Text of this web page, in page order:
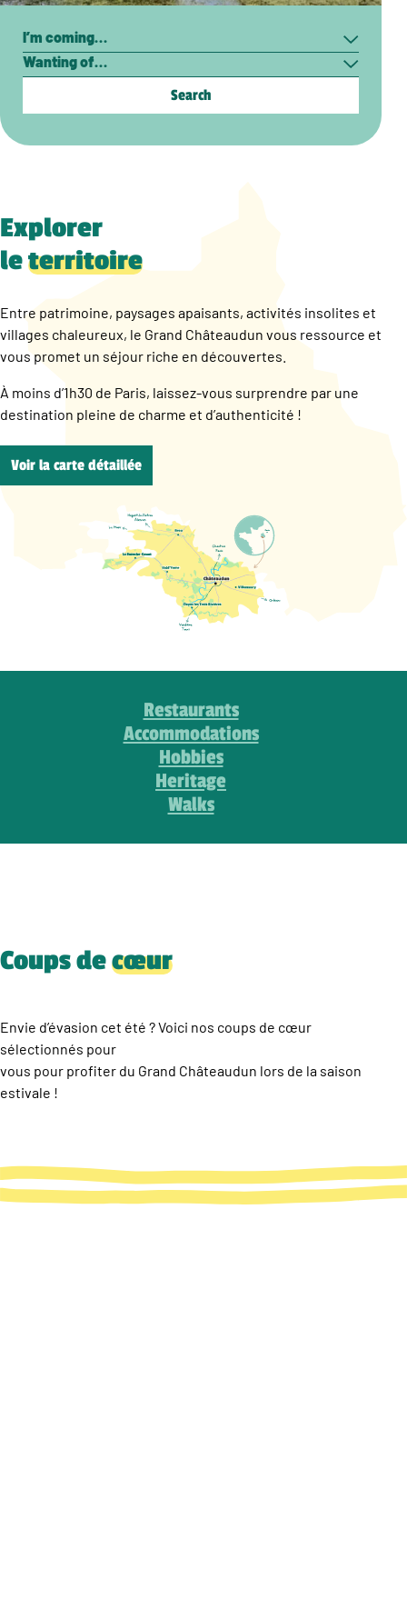
Search
Explorer
leterritoire
Entre patrimoine, paysages apaisants, activités insolites et
villages chaleureux, le Grand Châteaudun vous ressource et
vous promet un séjour riche en découvertes.
À moins d’1h30 de Paris, laissez-vous surprendre par une
destination pleine de charme et d’authenticité !
Voir la carte détaillée
Restaurants
Accommodations
Hobbies
Heritage
Walks
Coups decœur
Envie d’évasion cet été ? Voici nos coups de cœur
sélectionnés pour
vous pour profiter du Grand Châteaudun lors de la saison
estivale !